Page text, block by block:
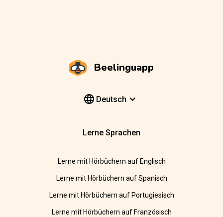
Beelinguapp
Deutsch
Lerne Sprachen
Lerne mit Hörbüchern auf Englisch
Lerne mit Hörbüchern auf Spanisch
Lerne mit Hörbüchern auf Portugiesisch
Lerne mit Hörbüchern auf Französisch